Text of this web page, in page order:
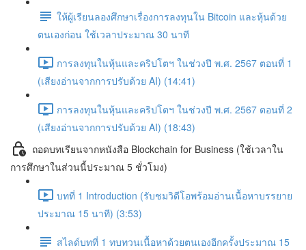
ให้ผู้เรียนลองศึกษาเรื่องการลงทุนใน Bitcoin และหุ้นด้วย
ตนเองก่อน ใช้เวลาประมาณ 30 นาที
การลงทุนในหุ้นและคริปโตฯ ในช่วงปี พ.ศ. 2567 ตอนที่ 1
(เสียงอ่านจากการปรับด้วย AI) (14:41)
การลงทุนในหุ้นและคริปโตฯ ในช่วงปี พ.ศ. 2567 ตอนที่ 2
(เสียงอ่านจากการปรับด้วย AI) (18:43)
ถอดบทเรียนจากหนังสือ Blockchain for Business (ใช้เวลาใน
การศึกษาในส่วนนี้ประมาณ 5 ชั่วโมง)
บทที่ 1 Introduction (รับชมวิดีโอพร้อมอ่านเนื้อหาบรรยาย
ประมาณ 15 นาที) (3:53)
สไลด์บทที่ 1 ทบทวนเนื้อหาด้วยตนเองอีกครั้งประมาณ 15